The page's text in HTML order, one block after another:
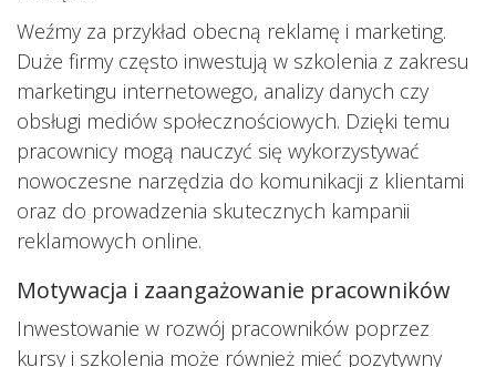
Weźmy za przykład obecną reklamę i marketing.
Duże firmy często inwestują w szkolenia z zakresu
marketingu internetowego, analizy danych czy
obsługi mediów społecznościowych. Dzięki temu
pracownicy mogą nauczyć się wykorzystywać
nowoczesne narzędzia do komunikacji z klientami
oraz do prowadzenia skutecznych kampanii
reklamowych online.
Motywacja i zaangażowanie pracowników
Inwestowanie w rozwój pracowników poprzez
kursy i szkolenia może również mieć pozytywny